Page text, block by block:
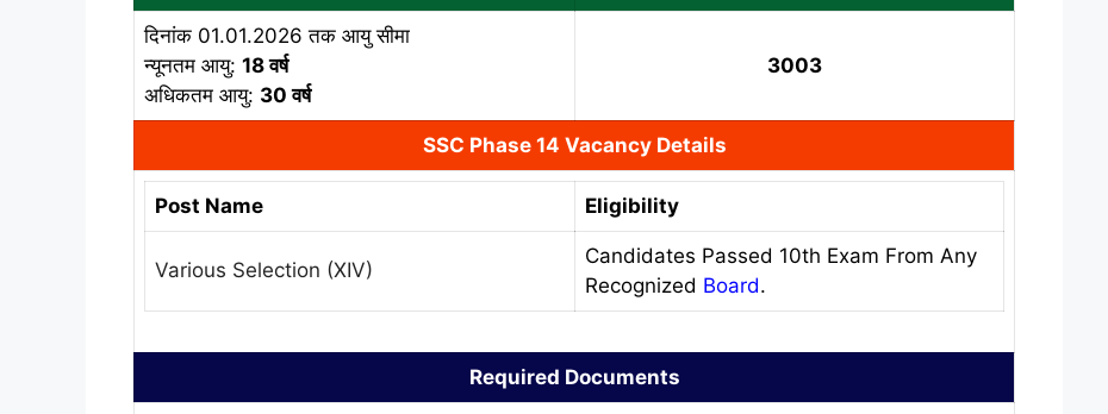
दिनांक 01.01.2026 तक आयु सीमा
न्यूनतम आयु: 18 वर्ष
अधिकतम आयु: 30 वर्ष
3003
SSC Phase 14 Vacancy Details
Post Name Eligibility
Various Selection (XIV)
Candidates Passed 10th Exam From Any
Recognized Board.
Required Documents